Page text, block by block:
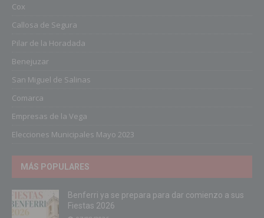
Cox
Callosa de Segura
Pilar de la Horadada
Benejuzar
San Miguel de Salinas
Comarca
Empresas de la Vega
Elecciones Municipales Mayo 2023
MÁS POPULARES
Benferri ya se prepara para dar comienzo a sus
Fiestas 2026